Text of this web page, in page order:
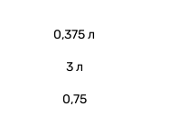
0,375 л
3 л
0,75